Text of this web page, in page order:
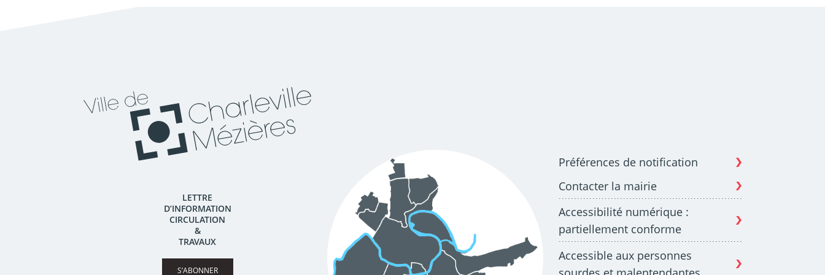
Préférences de notification
Contacter la mairie
Accessibilité numérique :
partiellement conforme
Accessible aux personnes
LETTRE
D’INFORMATION
CIRCULATION
&
TRAVAUX
S’ABONNER